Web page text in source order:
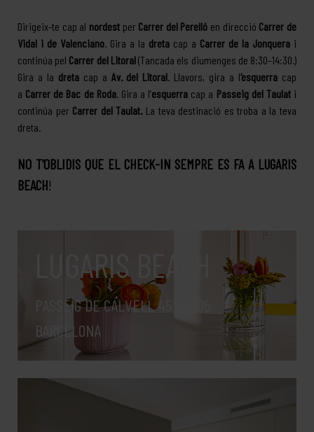
Dirigeix-te cap al nordestper Carrer del Perelló en direcció Carrer de
Vidal i de Valenciano. Gira a la dreta cap a Carrer de la Jonquera i
continúa pel Carrer del Litoral(Tancada els diumenges de 8:30–14:30.)
Gira a la dretacap a Av. del Litoral. Llavors, gira a l‘esquerra cap
a Carrer de Bac de Roda. Gira a l’esquerra cap a Passeig del Taulati
continúa per Carrer del Taulat. La teva destinació es troba a la teva
dreta.
NO T’OBLIDIS QUE EL CHECK-IN SEMPRE ES FA A LUGARIS
BEACH!
LUGARIS BEACH
PASSEIG DE CALVELL 45 08005
BARCELONA